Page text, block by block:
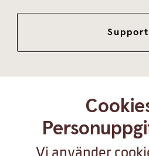
Support
Vi använder